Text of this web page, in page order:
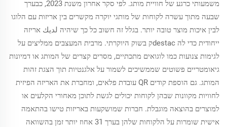
משמעותי כרגע של חוויית מותג. לפי סקר אחרון משנת 2023, כבערך
שבעה מתוך עשרה לקוחות של מותגי יוקרה מקשרים בין אריזות עם הלוגו
לבין איכות מוצר טובה יותר. בגלל זה חשוב כל כך שיהיה لديك אריזה
ייחודית כדי לה destacק בשוק היוקרתי. מרבית המעצבים ממליצים על
לגימות צנועות כמו לוגואים מתכתיים, מסרים קצרים של המותג או דמיונות
גיאומטריים פשוטים שממשיכים לשמור על אלגנטיות תוך הצגת זהות
המותג. גם הוספת קודים QR עובדת פלאים, ומחברת את האריזה הפיזית
לחוויות מקוונות שבהן לקוחות יכולים לגשת לתוכן מאחורי הקלעים או
למוצרים בהוצאה מוגבלת. חברות שמושקעות באריזות טישו בהתאמה
אישית שומרות על הלקוחות שלהן בערך 31 אחוז יותר זמן בהשוואה